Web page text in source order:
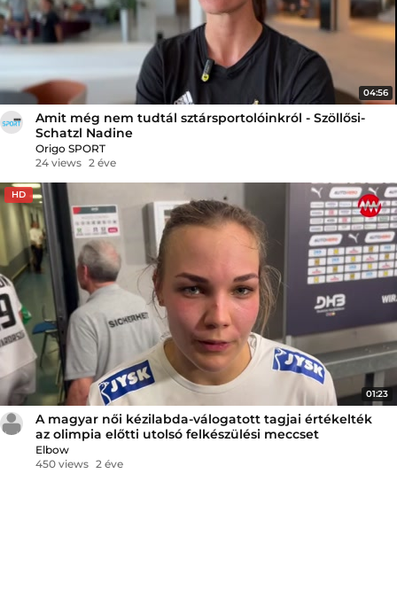
04:56
Amit még nem tudtál sztársportolóinkról - Szöllősi-
Schatzl Nadine
Origo SPORT
24 views 2 éve
HD
01:23
A magyar női kézilabda-válogatott tagjai értékelték
az olimpia előtti utolsó felkészülési meccset
Elbow
450 views 2 éve